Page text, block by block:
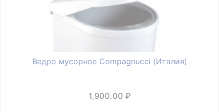
(465х490мм),
Ведро мусорное Compagnucci (Италия)
1,900.00 ₽